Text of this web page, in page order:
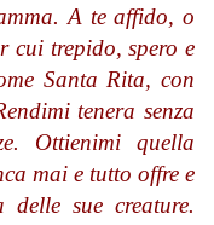
A te affido, o
cui trepido, spero e
Santa Rita, con
tenera senza
Ottienimi quella
mai e tutto offre e
delle sue creature.